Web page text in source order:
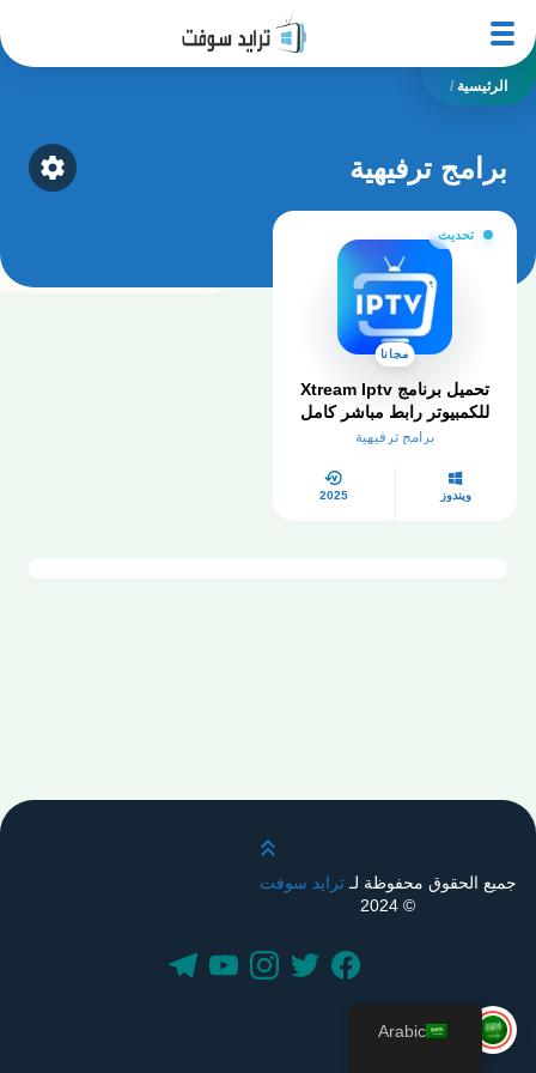
الرئيسية /
برامج ترفيهية
تحديث
مجانا
تحميل برنامج Xtream Iptv
للكمبيوتر​ رابط مباشر كامل
2026
برامج ترفيهية
ويندوز 2025
قم بالتمرير لأعلى
جميع الحقوق محفوظة لـترايد سوفت
© 2024
Arabic